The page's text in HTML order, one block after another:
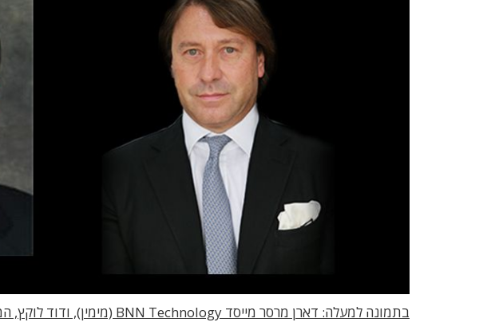
בתמונה למעלה: דארן מרסר מייסד BNN Technology (מימין), ודוד לוקץ, המנכ"ל הנכנס של מיקרונט